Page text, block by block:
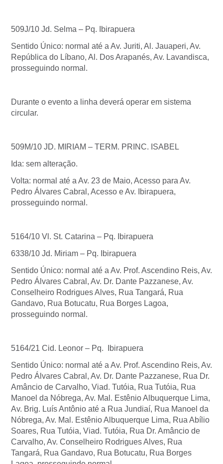
509J/10 Jd. Selma – Pq. Ibirapuera
Sentido Único: normal até a Av. Juriti, Al. Jauaperi, Av.
República do Líbano, Al. Dos Arapanés, Av. Lavandisca,
prosseguindo normal.
Durante o evento a linha deverá operar em sistema
circular.
509M/10 JD. MIRIAM – TERM. PRINC. ISABEL
Ida: sem alteração.
Volta: normal até a Av. 23 de Maio, Acesso para Av.
Pedro Álvares Cabral, Acesso e Av. Ibirapuera,
prosseguindo normal.
5164/10 Vl. St. Catarina – Pq. Ibirapuera
6338/10 Jd. Miriam – Pq. Ibirapuera
Sentido Único: normal até a Av. Prof. Ascendino Reis, Av.
Pedro Álvares Cabral, Av. Dr. Dante Pazzanese, Av.
Conselheiro Rodrigues Alves, Rua Tangará, Rua
Gandavo, Rua Botucatu, Rua Borges Lagoa,
prosseguindo normal.
5164/21 Cid. Leonor – Pq. Ibirapuera
Sentido Único: normal até a Av. Prof. Ascendino Reis, Av.
Pedro Álvares Cabral, Av. Dr. Dante Pazzanese, Rua Dr.
Amâncio de Carvalho, Viad. Tutóia, Rua Tutóia, Rua
Manoel da Nóbrega, Av. Mal. Estênio Albuquerque Lima,
Av. Brig. Luís Antônio até a Rua Jundiaí, Rua Manoel da
Nóbrega, Av. Mal. Estênio Albuquerque Lima, Rua Abílio
Soares, Rua Tutóia, Viad. Tutóia, Rua Dr. Amâncio de
Carvalho, Av. Conselheiro Rodrigues Alves, Rua
Tangará, Rua Gandavo, Rua Botucatu, Rua Borges